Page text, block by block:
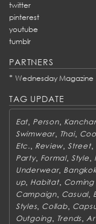
twitter
pinterest
youtube
tumblr
PARTNERS
* Wednesday Magazine
TAG UPDATE
Eat, Person,
Swimwear, Thai,
Etc., Review,Street,
Party, Formal, Style,
Underwear,
up, Habitat, Coming
Campaign, Casual,
Styles, Collab,
Outgoing, Trends,